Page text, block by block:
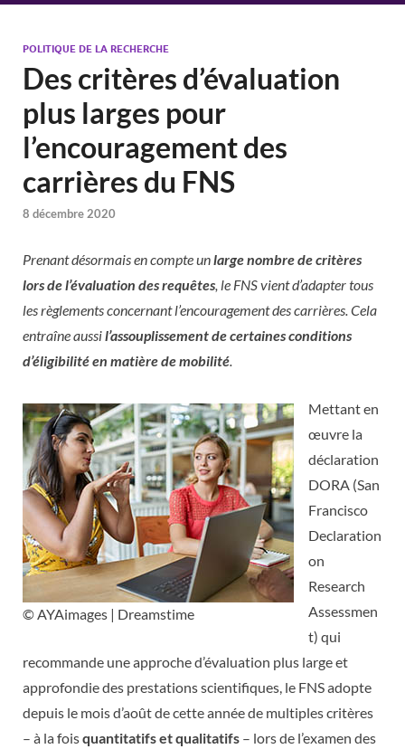
POLITIQUE DE LA RECHERCHE
Des critères d’évaluation
plus larges pour
l’encouragement des
carrières du FNS
8 décembre 2020
Prenant désormais en compte unlarge nombre de critères
lors de l’évaluation des requêtes, le FNS vient d’adapter tous
les règlements concernant l’encouragement des carrières. Cela
entraîne aussil’assouplissement de certaines conditions
d’éligibilité en matière de mobilité.
© AYAimages | Dreamstime
Mettant en
œuvre la
déclaration
DORA (San
Francisco
Declaration
on
Research
Assessmen
t) qui
recommande une approche d’évaluation plus large et
approfondie des prestations scientifiques, le FNS adopte
depuis le mois d’août de cette année de multiples critères
– à la foisquantitatifs et qualitatifs – lors de l’examen des